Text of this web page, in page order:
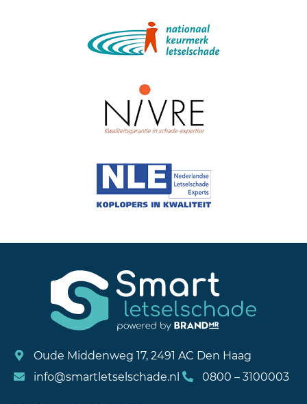
Oude Middenweg 17, 2491 AC Den Haag
info@smartletselschade.nl
0800 – 3100003